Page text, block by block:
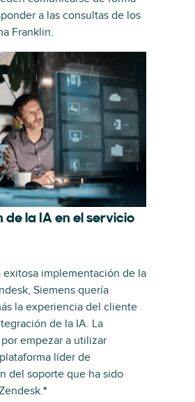
a las consultas de los
Franklin.
la IA en el servicio
exitosa implementación de la
Siemens quería
la experiencia del cliente
de la IA. La
empezar a utilizar
líder de
del soporte que ha sido
*